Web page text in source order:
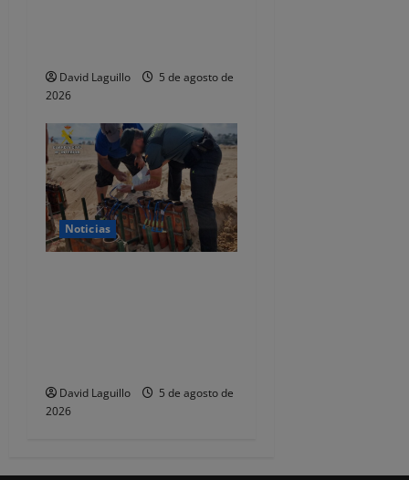
David Laguillo
5 de agosto de
2026
Noticias
David Laguillo
5 de agosto de
2026